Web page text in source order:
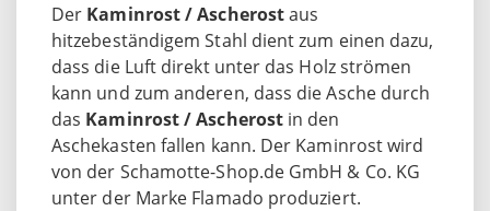
Der Kaminrost / Ascherostaus
hitzebeständigem Stahl dient zum einen dazu,
dass die Luft direkt unter das Holz strömen
kann und zum anderen, dass die Asche durch
das Kaminrost / Ascherost in den
Aschekasten fallen kann. Der Kaminrost wird
von der Schamotte-Shop.de GmbH & Co. KG
unter der Marke Flamado produziert.